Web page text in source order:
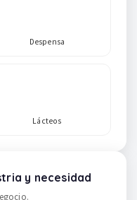
Despensa
Lácteos
y necesidad